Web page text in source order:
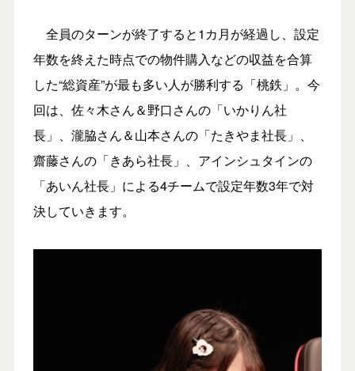
全員のターンが終了すると1カ月が経過し、設定
年数を終えた時点での物件購入などの収益を合算
した“総資産”が最も多い人が勝利する「桃鉄」。今
回は、佐々木さん＆野口さんの「いかりん社
長」、瀧脇さん＆山本さんの「たきやま社長」、
齋藤さんの「きあら社長」、アインシュタインの
「あいん社長」による4チームで設定年数3年で対
決していきます。